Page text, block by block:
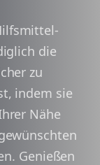
die
zu
indem sie
Nähe
Genießen